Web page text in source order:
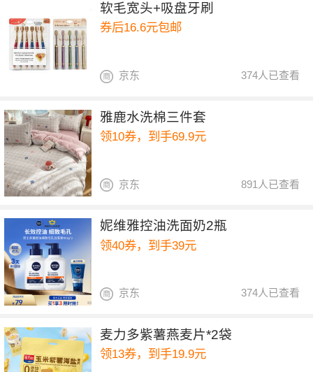
软毛宽头+吸盘牙刷
券后16.6元包邮
374人已查看
京东
雅鹿水洗棉三件套
领10券，到手69.9元
891人已查看
京东
妮维雅控油洗面奶2瓶
领40券，到手39元
374人已查看
京东
麦力多紫薯燕麦片*2袋
领13券，到手19.9元